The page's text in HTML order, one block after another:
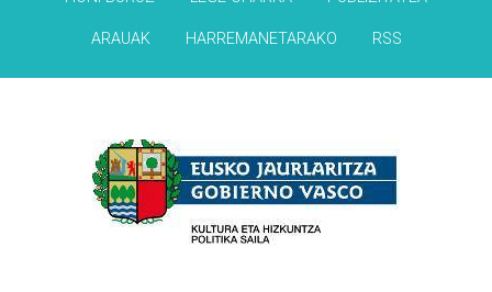
ARAUAK HARREMANETARAKO RSS